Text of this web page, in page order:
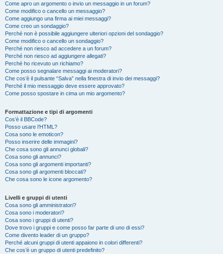
Come apro un argomento o invio un messaggio in un forum?
Come modifico o cancello un messaggio?
Come aggiungo una firma ai miei messaggi?
Come creo un sondaggio?
Perché non è possibile aggiungere ulteriori opzioni del sondaggio?
Come modifico o cancello un sondaggio?
Perché non riesco ad accedere a un forum?
Perché non riesco ad aggiungere allegati?
Perché ho ricevuto un richiamo?
Come posso segnalare messaggi ai moderatori?
Che cos’è il pulsante “Salva” nella finestra di invio dei messaggi?
Perché il mio messaggio deve essere approvato?
Come posso spostare in cima un mio argomento?
Formattazione e tipi di argomenti
Cos’è il BBCode?
Posso usare l’HTML?
Cosa sono le emoticon?
Posso inserire delle immagini?
Che cosa sono gli annunci globali?
Cosa sono gli annunci?
Cosa sono gli argomenti importanti?
Cosa sono gli argomenti bloccati?
Che cosa sono le icone argomento?
Livelli e gruppi di utenti
Cosa sono gli amministratori?
Cosa sono i moderatori?
Cosa sono i gruppi di utenti?
Dove trovo i gruppi e come posso far parte di uno di essi?
Come divento leader di un gruppo?
Perché alcuni gruppi di utenti appaiono in colori differenti?
Che cos’è un gruppo di utenti predefinito?